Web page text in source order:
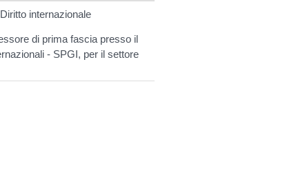
internazionale
di prima fascia presso il
- SPGI, per il settore